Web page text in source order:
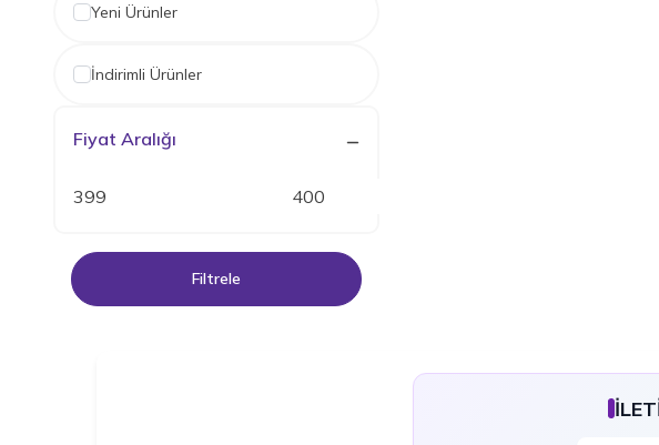
Yeni Ürünler
İndirimli Ürünler
Fiyat Aralığı
Filtrele